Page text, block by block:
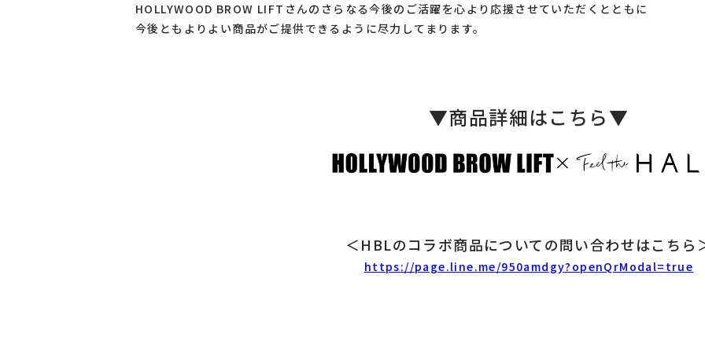
HOLLYWOOD BROW LIFTさんのさらなる今後のご活躍を心より応援させていただくとともに
今後ともよりよい商品がご提供できるように尽力してまります。
▼商品詳細はこちら▼
＜HBLのコラボ商品についての問い合わせはこちら
https://page.line.me/950amdgy?openQrModal=true